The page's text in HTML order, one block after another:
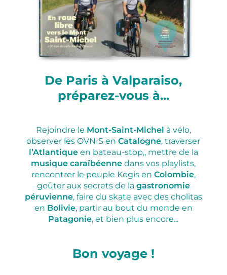
De Paris à Valparaiso,
préparez-vous à...
Rejoindre le Mont-Saint-Michel à vélo,
observer les OVNIS enCatalogne, traverser
l’Atlantiqueen bateau-stop,, mettre de la
musique caraïbéenne dans vos playlists,
rencontrer le peuple Kogis en Colombie,
goûter aux secrets de la gastronomie
péruvienne, faire du skate avec des cholitas
en Bolivie, partir au bout du monde en
Patagonie, et bien plus encore...
Bon voyage !